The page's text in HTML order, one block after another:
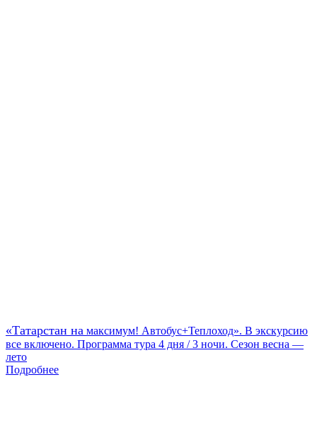
«Татарстан на максимум! Автобус+Теплоход». В экскурсию
все включено. Программа тура 4 дня / 3 ночи. Сезон весна —
лето
Подробнее